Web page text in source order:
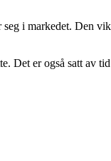
i markedet. Den
Det er også satt av